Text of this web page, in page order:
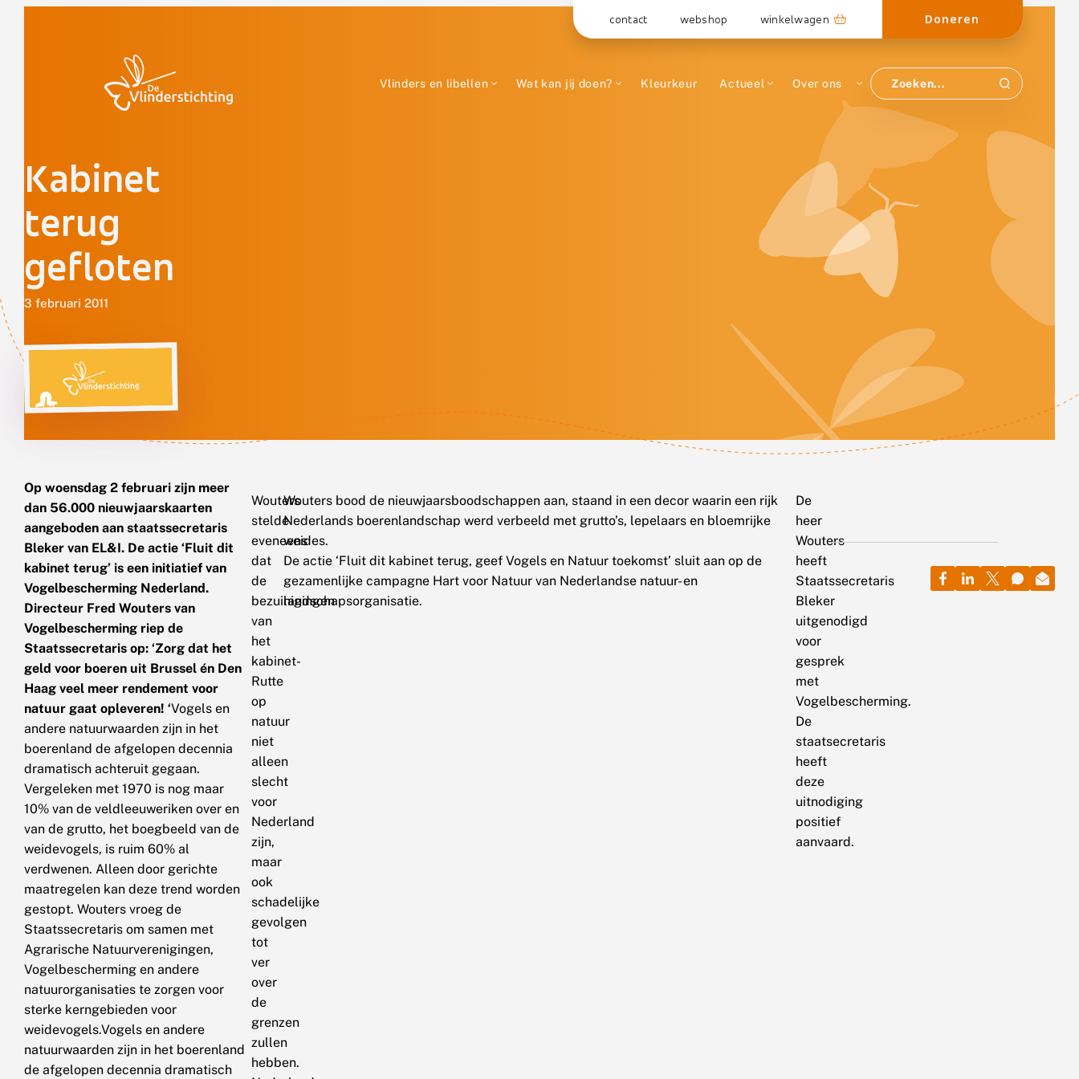
contact webshop winkelwagen Doneren
Vlinders en libellen Wat kan jij doen? Kleurkeur Actueel Over ons
Kabinet
terug
gefloten
3 februari 2011
Op woensdag 2 februari zijn meer
dan 56.000 nieuwjaarskaarten
aangeboden aan staatssecretaris
Bleker van EL&I. De actie ‘Fluit dit
kabinet terug’ is een initiatief van
Vogelbescherming Nederland.
Directeur Fred Wouters van
Vogelbescherming riep de
Staatssecretaris op: ‘Zorg dat het
geld voor boeren uit Brussel én Den
Haag veel meer rendement voor
natuur gaat opleveren! ‘Vogels en
andere natuurwaarden zijn in het
boerenland de afgelopen decennia
dramatisch achteruit gegaan.
Vergeleken met 1970 is nog maar
10% van de veldleeuweriken over en
van de grutto, het boegbeeld van de
weidevogels, is ruim 60% al
verdwenen. Alleen door gerichte
maatregelen kan deze trend worden
gestopt. Wouters vroeg de
Staatssecretaris om samen met
Agrarische Natuurverenigingen,
Vogelbescherming en andere
natuurorganisaties te zorgen voor
sterke kerngebieden voor
weidevogels.Vogels en andere
natuurwaarden zijn in het boerenland
de afgelopen decennia dramatisch
Wouters
stelde
eveneens
dat
de
bezuinigingen
van
het
kabinet-
Rutte
op
natuur
niet
alleen
slecht
voor
Nederland
zijn,
maar
ook
schadelijke
gevolgen
tot
ver
over
de
grenzen
zullen
hebben.
Wouters bood de nieuwjaarsboodschappen aan, staand in een decor waarin een rijk
Nederlands boerenlandschap werd verbeeld met grutto’s, lepelaars en bloemrijke
weides.
De actie ‘Fluit dit kabinet terug, geef Vogels en Natuur toekomst’ sluit aan op de
gezamenlijke campagne Hart voor Natuur van Nederlandse natuur- en
landschapsorganisatie.
De
heer
Wouters
heeft
Staatssecretaris
Bleker
uitgenodigd
voor
gesprek
met
Vogelbescherming.
De
staatsecretaris
heeft
deze
uitnodiging
positief
aanvaard.